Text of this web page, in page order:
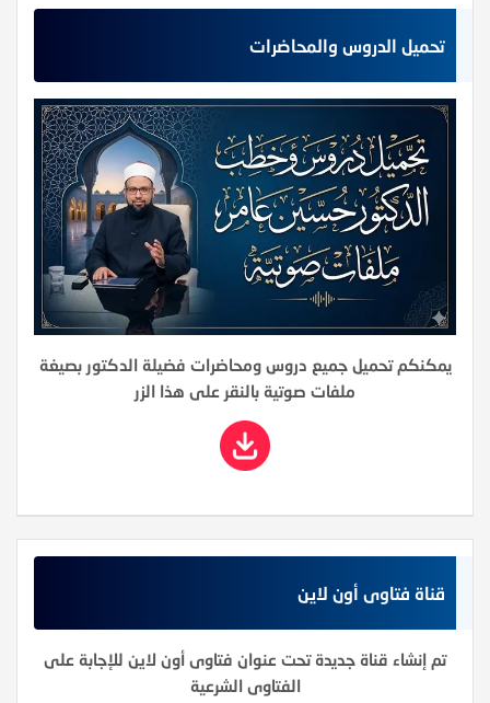
تحميل الدروس والمحاضرات
يمكنكم تحميل جميع دروس ومحاضرات فضيلة الدكتور بصيغة
ملفات صوتية بالنقر على هذا الزر
قناة فتاوى أون لاين
تم إنشاء قناة جديدة تحت عنوان فتاوى أون لاين للإجابة على
الفتاوى الشرعية